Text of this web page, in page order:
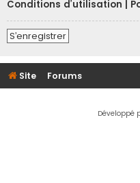
Conditions d’utilisation
S’enregistrer
Site Forums
Développé